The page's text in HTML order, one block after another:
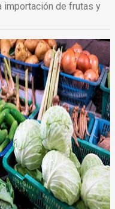
importación de frutas y